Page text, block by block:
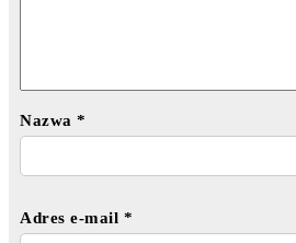
Nazwa *
Adres e-mail *